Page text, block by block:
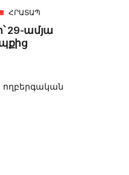
ՀՐԱՏԱՊ
29-ամյա
ողբերգական